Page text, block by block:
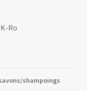
Ro
shampoings